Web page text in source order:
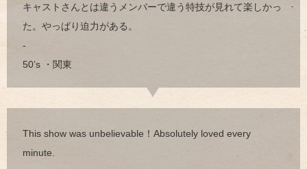
キャストさんとは違うメンバーで違う特技が見れて楽しかっ
た。やっぱり迫力がある。
-
50’s ・関東
This show was unbelievable！Absolutely loved every
minute.